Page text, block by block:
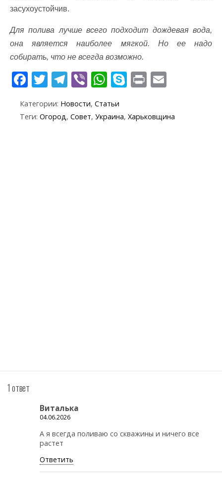
засухоустойчив.
Для полива лучше всего подходит дождевая вода,
она является наиболее мягкой. Но ее надо
собирать, что не всегда возможно.
F
e
T
itt
er
T
e
Vi
er
W
at
S
y
p
Pr
t ai
Категории: Новости, Статьи
Теги: Огород, Совет, Украина, Харьковщина
1 ответ
Виталька
04.06.2026
А я всегда поливаю со скважины и ничего все
растет
Ответить